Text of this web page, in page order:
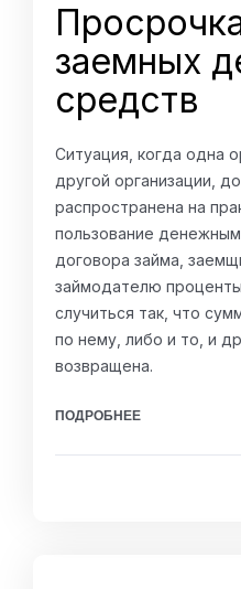
заемных
средств
Ситуация, когда одна
другой организации,
распространена на
пользование
договора займа,
займодателю
случиться так, что
по нему, либо и то, и
возвращена.
ПОДРОБНЕЕ